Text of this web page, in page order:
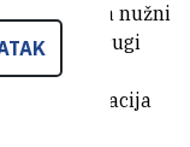
tih kolačića nužni
dok se drugi
radi
više informacija